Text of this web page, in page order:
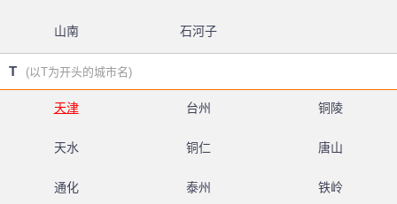
山南 石河子
T (以T为开头的城市名)
天津 台州 铜陵
天水 铜仁 唐山
通化 泰州 铁岭